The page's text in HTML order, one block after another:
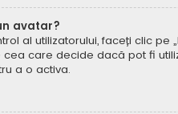
avatar?
al utilizatorului, faceți clic
cea care decide dacă pot fi
a o activa.